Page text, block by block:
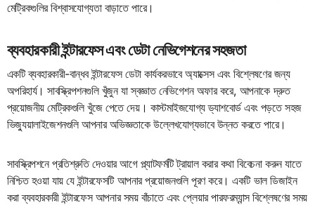
মেট্রিকগুলির বিশ্বাসযোগ্যতা বাড়াতে পারে।
ব্যবহারকারী ইন্টারফেস এবং ডেটা নেভিগেশনের সহজতা
একটি ব্যবহারকারী-বান্ধব ইন্টারফেস ডেটা কার্যকরভাবে অ্যাক্সেস এবং বিশ্লেষণের জন্য
অপরিহার্য। সাবস্ক্রিপশনগুলি খুঁজুন যা স্বজ্ঞাত নেভিগেশন অফার করে, আপনাকে দ্রুত
প্রয়োজনীয় মেট্রিকগুলি খুঁজে পেতে দেয়। কাস্টমাইজযোগ্য ড্যাশবোর্ড এবং পড়তে সহজ
ভিজ্যুয়ালাইজেশনগুলি আপনার অভিজ্ঞতাকে উল্লেখযোগ্যভাবে উন্নত করতে পারে।
সাবস্ক্রিপশনে প্রতিশ্রুতি দেওয়ার আগে প্ল্যাটফর্মটি ট্রায়াল করার কথা বিবেচনা করুন যাতে
নিশ্চিত হওয়া যায় যে ইন্টারফেসটি আপনার প্রয়োজনগুলি পূরণ করে। একটি ভাল ডিজাইন
করা ব্যবহারকারী ইন্টারফেস আপনার সময় বাঁচাতে এবং প্লেয়ার পারফরম্যান্স বিশ্লেষণের সময়